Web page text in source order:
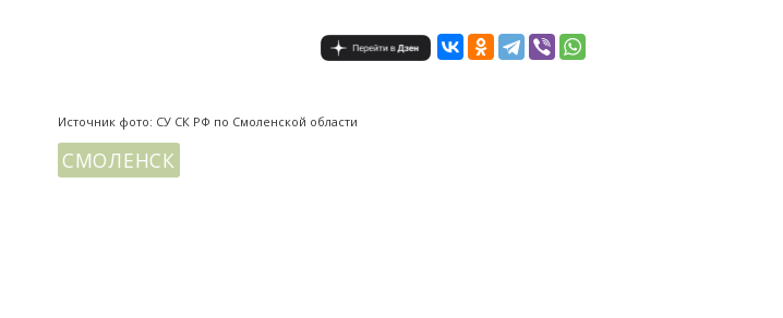
Источник фото: СУ СК РФ по Смоленской области
СМОЛЕНСК